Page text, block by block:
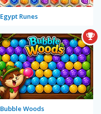
Egypt Runes
Bubble Woods